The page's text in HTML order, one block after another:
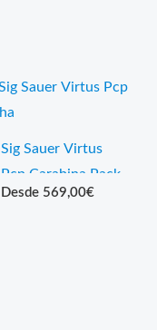
Sig Sauer Virtus
Pcp Carabina Pack
569,00€